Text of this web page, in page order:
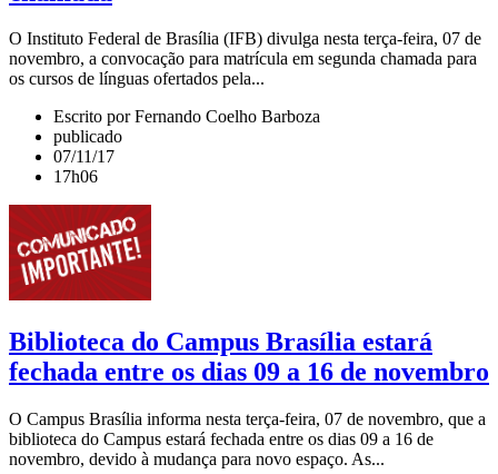
O Instituto Federal de Brasília (IFB) divulga nesta terça-feira, 07 de
novembro, a convocação para matrícula em segunda chamada para
os cursos de línguas ofertados pela...
Escrito por Fernando Coelho Barboza
publicado
07/11/17
17h06
Biblioteca do Campus Brasília estará
fechada entre os dias 09 a 16 de novembro
O Campus Brasília informa nesta terça-feira, 07 de novembro, que a
biblioteca do Campus estará fechada entre os dias 09 a 16 de
novembro, devido à mudança para novo espaço. As...